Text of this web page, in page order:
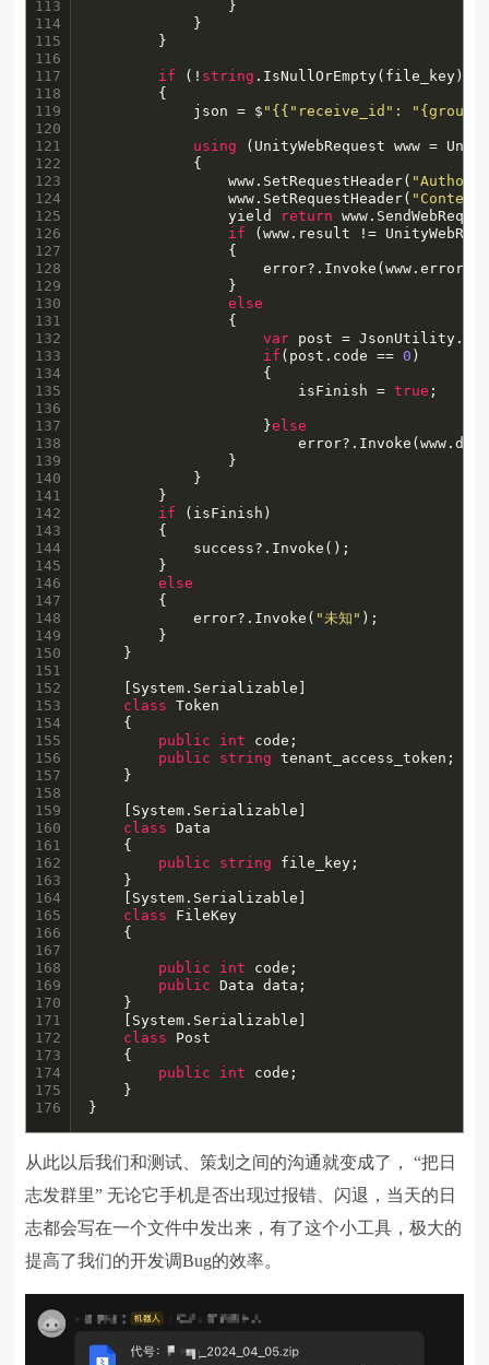
113
114
115
116
117
118
119
120
121
122
123
124
125
126
127
128
129
130
131
132
133
134
135
136
137
138
139
140
141
142
143
144
145
146
147
148
149
150
151
152
153
154
155
156
157
158
159
160
161
162
163
164
165
166
167
168
169
170
171
172
173
174
175
176
                }
            }
        }
if (! string .IsNullOrEmpty(file_key))
        {
            json = $
"{{"receive_id":
using (UnityWebRequest www =
            {
                www.SetRequestHeader(
                www.SetRequestHeader(
                yield
return
if (www.result !=
                {
                    error?.Invoke(www.error);
                }
else
                {
var post =
if (post.code == 0 )
                    {
                        isFinish =
true ;
                    }
else
                }
            }
        }
if (isFinish)
        {
            success?.Invoke();
        }
else
        {
            error?.Invoke(
"未知" );
        }
    }
    [System.Serializable]
class Token
    {
public
int code;
public
string tenant_access_token;
    }
    [System.Serializable]
class Data
    {
public
string file_key;
    }
    [System.Serializable]
class FileKey
    {
public int code;
public Data data;
    }
    [System.Serializable]
class Post
    {
public
int code;
    }
}
从此以后我们和测试、策划之间的沟通就变成了， “把日
志发群里” 无论它手机是否出现过报错、闪退，当天的日
志都会写在一个文件中发出来，有了这个小工具，极大的
提高了我们的开发调Bug的效率。